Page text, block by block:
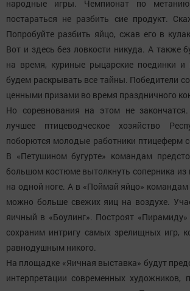
народные игры. Чемпионат по
постараться не разбить сие продукт.
Попробуйте разбить яйцо, сжав его в
Вот и здесь без ловкости никуда. А также
на время, куриные рыцарские поединки и
будем раскрывать все тайны. Победители
ценными призами во время праздничного
Но соревнования на этом не
лучшее птицеводческое хозяйство
поборются молодые работники птицеферм
В «Петушином бугурте» командам
большом костюме вытолкнуть соперника из
на одной ноге. А в «Поймай яйцо»
можно больше свежих яиц на воздухе.
яичный в «Боулинг». Построят
сохраним интригу самых зрелищных игр,
равнодушным никого.
На площадке «Яичная выставка» будут
интерпретации современных художников,